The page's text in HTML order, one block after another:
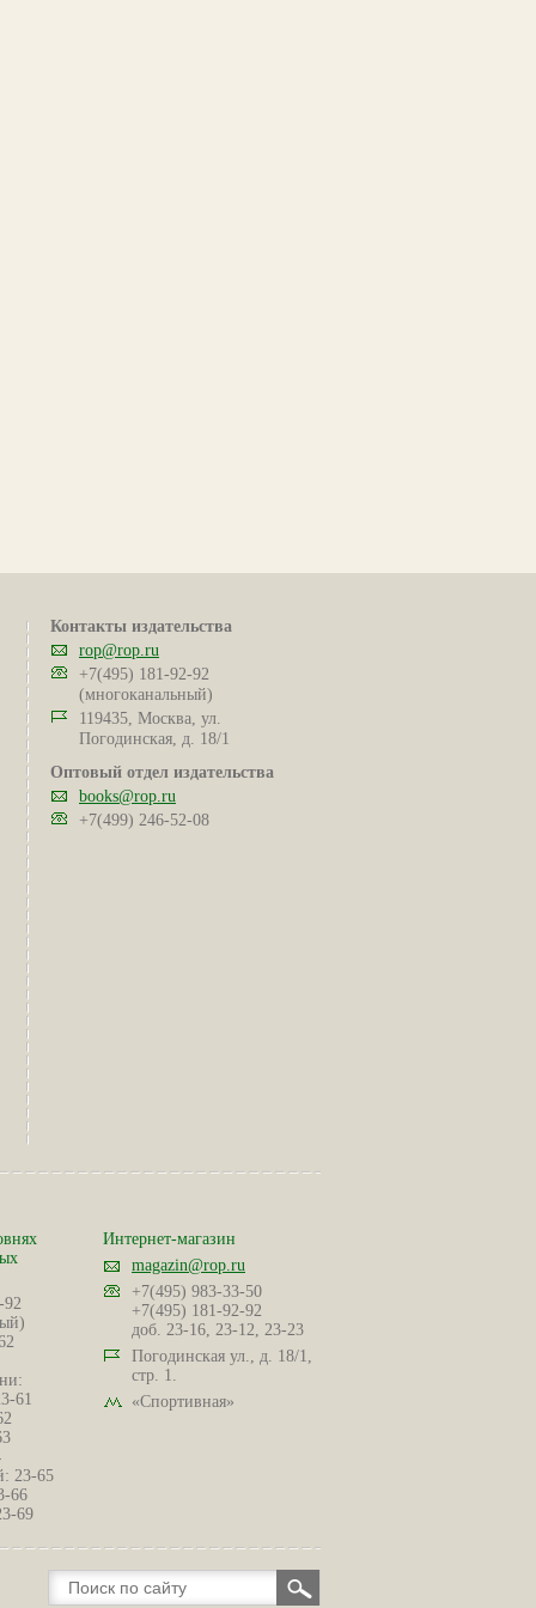
Контакты издательства
rop@rop.ru
+7(495) 181-92-92
(многоканальный)
119435, Москва, ул.
Погодинская, д. 18/1
Оптовый отдел издательства
books@rop.ru
+7(499) 246-52-08
92
61
23-65
66
69
Интернет-магазин
magazin@rop.ru
+7(495) 983-33-50
+7(495) 181-92-92
доб. 23-16, 23-12, 23-23
Погодинская ул., д. 18/1,
стр. 1.
«Спортивная»